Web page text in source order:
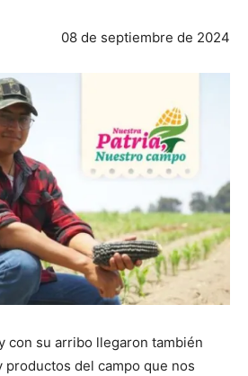
08 de septiembre de 2024
con su arribo llegaron también
productos del campo que nos